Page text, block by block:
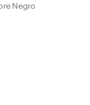
Negro